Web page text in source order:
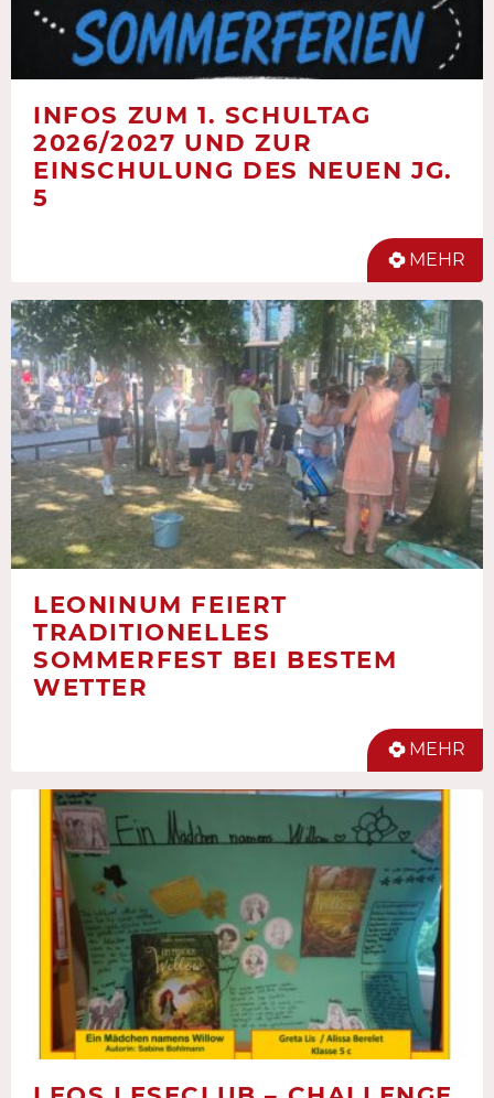
INFOS ZUM 1. SCHULTAG
2026/2027 UND ZUR
EINSCHULUNG DES NEUEN JG.
5
MEHR
LEONINUM FEIERT
TRADITIONELLES
SOMMERFEST BEI BESTEM
WETTER
MEHR